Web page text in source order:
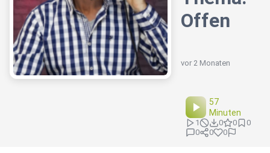
Offen
vor 2 Monaten
57
Minuten
1 0 0
0
0
0 0